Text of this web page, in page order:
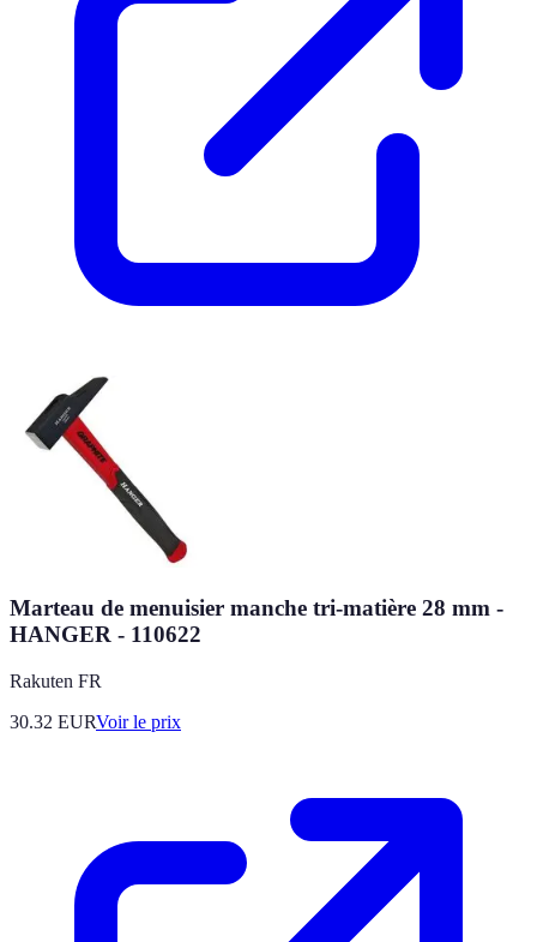
Marteau de menuisier manche tri-matière 28 mm -
HANGER - 110622
Rakuten FR
30.32 EURVoir le prix